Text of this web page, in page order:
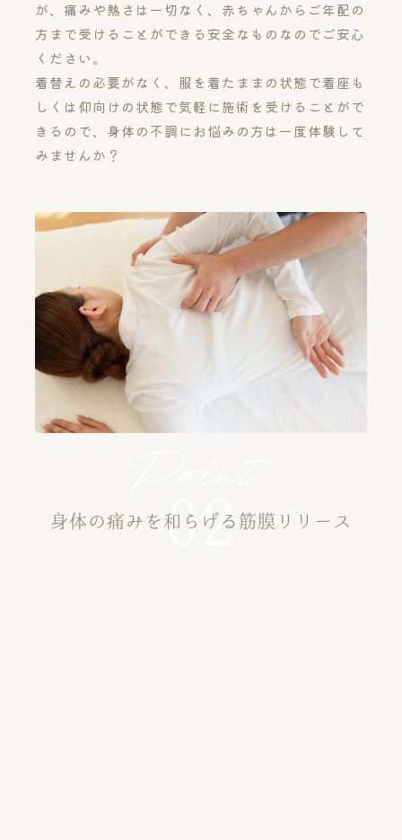
が、痛みや熱さは一切なく、赤ちゃんからご年配の
方まで受けることができる安全なものなのでご安心
ください。
着替えの必要がなく、服を着たままの状態で着座も
しくは仰向けの状態で気軽に施術を受けることがで
きるので、身体の不調にお悩みの方は一度体験して
みませんか？
身体の痛みを和らげる筋膜リリース